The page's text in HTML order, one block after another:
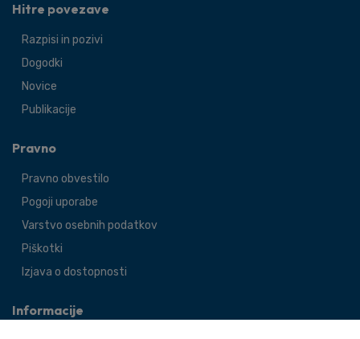
Hitre povezave
Razpisi in pozivi
Dogodki
Novice
Publikacije
Pravno
Pravno obvestilo
Pogoji uporabe
Varstvo osebnih podatkov
Piškotki
Izjava o dostopnosti
Informacije